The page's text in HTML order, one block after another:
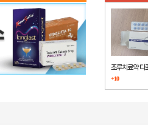
조루치료약 다
했습니다
+10